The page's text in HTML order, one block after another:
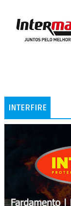
INTERFIRE